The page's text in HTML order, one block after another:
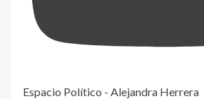
Espacio Político - Alejandra Herrera